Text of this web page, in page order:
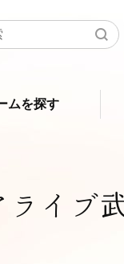
ムを探す
イブ